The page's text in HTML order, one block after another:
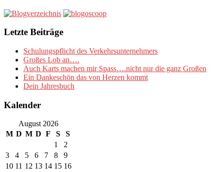
Letzte Beiträge
Schulungspflicht des Verkehrsunternehmers
Großes Lob an….
Auch Karts machen mir Spass….nicht nur die ganz Großen
Ein Dankeschön das von Herzen kommt
Dein Jahresbuch
Kalender
August 2026
M D M D F S
S
1
2
3
4 5 6 7 8
9
10 11 12 13 14 15 16